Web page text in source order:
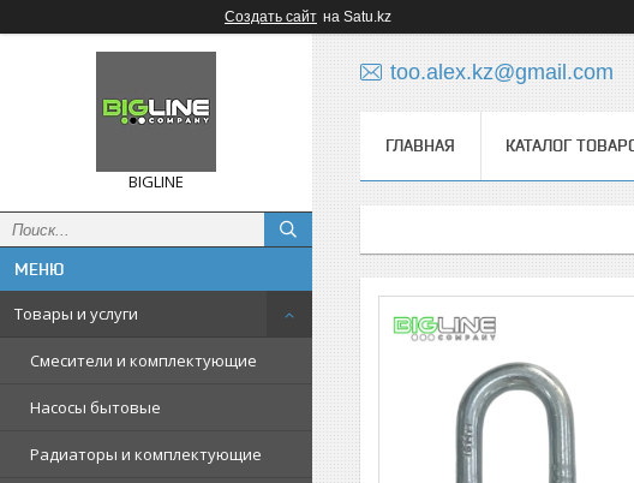
Создать сайт на Satu.kz
BIGLINE
Товары и услуги
Смесители и комплектующие
Насосы бытовые
Радиаторы и комплектующие
too.alex.kz@gmail.com
ГЛАВНАЯ КАТАЛОГ